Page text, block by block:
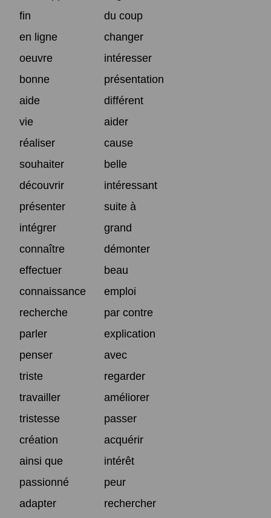
fin
du coup
en ligne
changer
oeuvre
intéresser
bonne
présentation
aide
différent
vie
aider
réaliser
cause
souhaiter
belle
découvrir
intéressant
présenter
suite à
intégrer
grand
connaître
démonter
effectuer
beau
connaissance
emploi
recherche
par contre
parler
explication
penser
avec
triste
regarder
travailler
améliorer
tristesse
passer
création
acquérir
ainsi que
intérêt
passionné
peur
adapter
rechercher